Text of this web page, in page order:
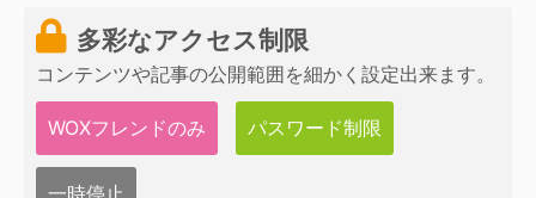
多彩なアクセス制限
コンテンツや記事の公開範囲を細かく設定出来ます。
WOXフレンドのみ パスワード制限
一時停止